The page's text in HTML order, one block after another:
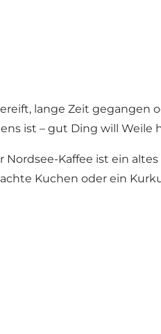
lange Zeit gegangen
ist – gut Ding will Weile
Kaffee ist ein
Kuchen oder ein